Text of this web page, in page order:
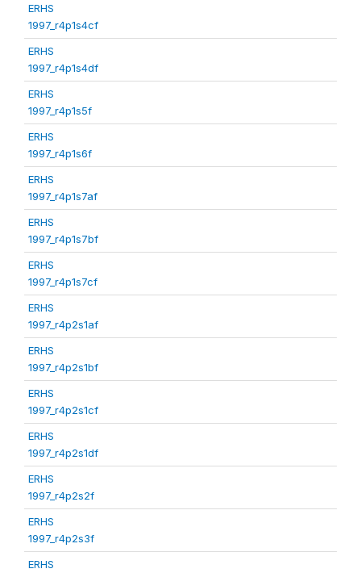
ERHS
1997_r4p1s4cf
ERHS
1997_r4p1s4df
ERHS
1997_r4p1s5f
ERHS
1997_r4p1s6f
ERHS
1997_r4p1s7af
ERHS
1997_r4p1s7bf
ERHS
1997_r4p1s7cf
ERHS
1997_r4p2s1af
ERHS
1997_r4p2s1bf
ERHS
1997_r4p2s1cf
ERHS
1997_r4p2s1df
ERHS
1997_r4p2s2f
ERHS
1997_r4p2s3f
ERHS